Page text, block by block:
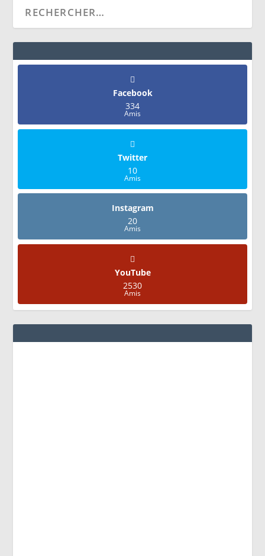
Facebook
334
Amis
Twitter
10
Amis
Instagram
20
Amis
YouTube
2530
Amis